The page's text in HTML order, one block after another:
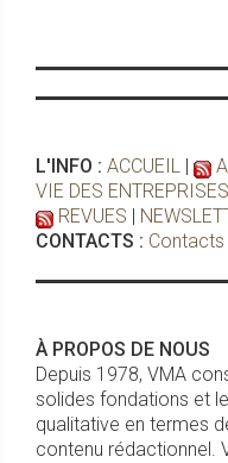
L'INFO : ACCUEIL |
VIE DES ENTREPRISES
REVUES |
CONTACTS : Contacts
À PROPOS DE NOUS
Depuis 1978, VMA
solides fondations et
qualitative en termes
contenu rédactionnel.